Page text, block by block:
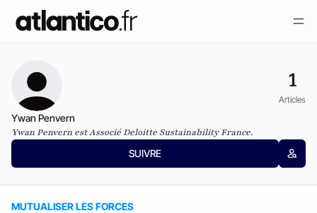
1
Articles
Ywan Penvern
Ywan Penvern est Associé Deloitte Sustainability France.
SUIVRE
MUTUALISER LES FORCES